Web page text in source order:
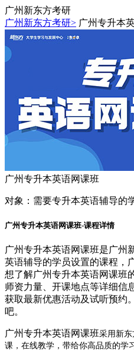
广州新东方考研
广州新东方考研> 广州专升本
广州专升本英语网课班
对象： 需要专升本英语辅导的
广州专升本英语网课班-课程详情
广州专升本英语网课班是广州
英语辅导的学员设置的课程，
想了解广州专升本英语网课班
师资力量、开课地点等详细信
获取最新优惠活动及试听预约
吧。
广州专升本英语网课班采用新
课，在线教学，带给你高品质的学